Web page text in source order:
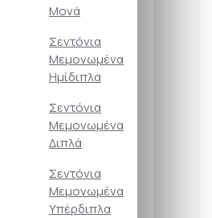
Μονά
Σεντόνια
Μεμονωμένα
Ημίδιπλα
Σεντόνια
Μεμονωμένα
Διπλά
Σεντόνια
Μεμονωμένα
Υπέρδιπλα